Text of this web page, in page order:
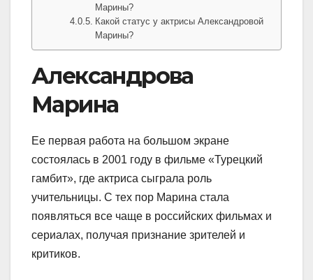
Марины?
Какой статус у актрисы Александровой
Марины?
Александрова
Марина
Ее первая работа на большом экране
состоялась в 2001 году в фильме «Турецкий
гамбит», где актриса сыграла роль
учительницы. С тех пор Марина стала
появляться все чаще в российских фильмах и
сериалах, получая признание зрителей и
критиков.